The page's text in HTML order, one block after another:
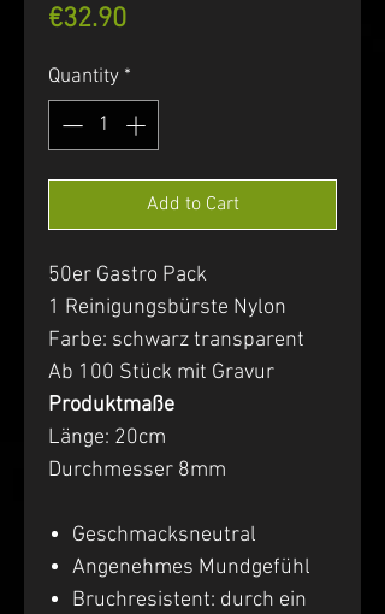
€32.90Price
Quantity *
Add to Cart
50er Gastro Pack
1 Reinigungsbürste Nylon
Farbe: schwarz transparent
Ab 100 Stück mit Gravur
Produktmaße
Länge: 20cm
Durchmesser 8mm
Geschmacksneutral
Angenehmes Mundgefühl
Bruchresistent: durch ein